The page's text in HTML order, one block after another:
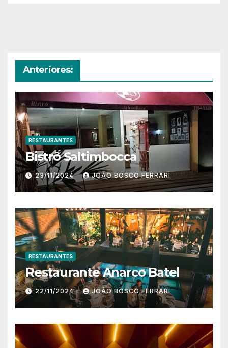
Anteriores:
RESTAURANTES
Bistrô Saltimbocca
23/11/2024 JOÃO BOSCO FERRARI
RESTAURANTES
Restaurante Anarco Batel
22/11/2024 JOÃO BOSCO FERRARI